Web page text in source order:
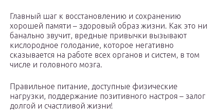
Главный шаг к восстановлению и сохранению
хорошей памяти – здоровый образ жизни. Как это ни
банально звучит, вредные привычки вызывают
кислородное голодание, которое негативно
сказывается на работе всех органов и систем, в том
числе и головного мозга.
Правильное питание, доступные физические
нагрузки, поддержание позитивного настроя – залог
долгой и счастливой жизни!